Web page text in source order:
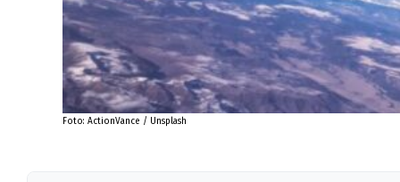
Foto: ActionVance / Unsplash